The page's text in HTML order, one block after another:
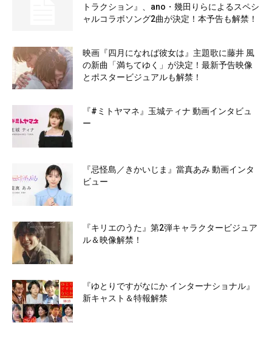
トラクション』、ano・幾田りらによるスペシ
ャルコラボソング2曲が決定！本予告も解禁！
映画『四月になれば彼女は』主題歌に藤井 風
の新曲「満ちてゆく」が決定！最新予告映像
とポスタービジュアルも解禁！
『#ミトヤマネ』玉城ティナ 動画インタビュ
ー
『忌怪島／きかいじま』當真あみ 動画インタ
ビュー
『キリエのうた』第2弾キャラクタービジュア
ル＆映像解禁！
『ゆとりですがなにか インターナショナル』
新キャスト＆特報解禁